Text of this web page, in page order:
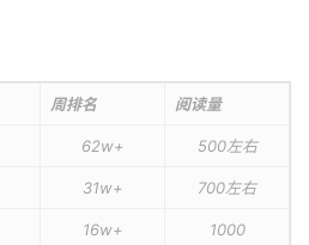
周排名 阅读量
62w+ 500左右
31w+ 700左右
16w+ 1000